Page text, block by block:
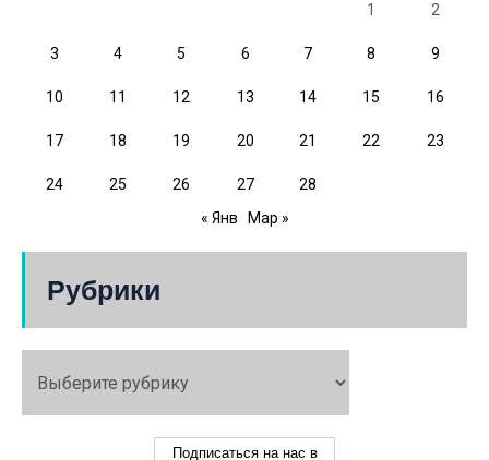
1 2
3 4 5 6 7 8 9
10 11 12 13 14 15 16
17 18 19 20 21 22 23
24 25 26 27
28
« Янв
Мар »
Рубрики
Подписаться на нас в